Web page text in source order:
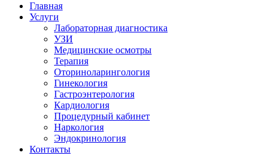
Главная
Услуги
Лабораторная диагностика
УЗИ
Медицинские осмотры
Терапия
Оториноларингология
Гинекология
Гастроэнтерология
Кардиология
Процедурный кабинет
Наркология
Эндокринология
Контакты